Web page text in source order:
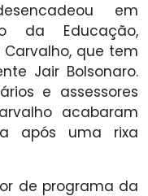
em
da Educação,
que tem
Jair Bolsonaro.
e assessores
acabaram
após uma rixa
de programa da